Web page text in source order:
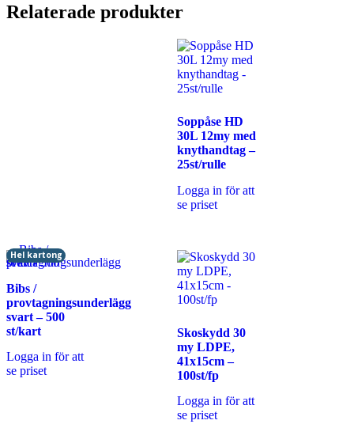
Relaterade produkter
Soppåse HD
30L 12my med
knythandtag –
25st/rulle
Logga in för att
se priset
Hel kartong
Bibs /
provtagningsunderlägg
svart – 500
st/kart
Logga in för att
se priset
Skoskydd 30
my LDPE,
41x15cm –
100st/fp
Logga in för att
se priset